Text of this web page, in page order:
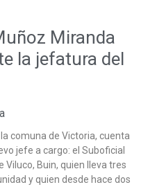
Miranda
la jefatura del
comuna de Victoria, cuenta
jefe a cargo: el Suboficial
Viluco, Buin, quien lleva tres
y quien desde hace dos